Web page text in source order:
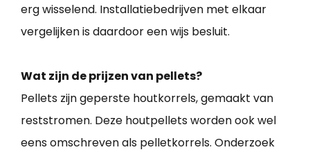
erg wisselend. Installatiebedrijven met elkaar
vergelijken is daardoor een wijs besluit.
Wat zijn de prijzen van pellets?
Pellets zijn geperste houtkorrels, gemaakt van
reststromen. Deze houtpellets worden ook wel
eens omschreven als pelletkorrels. Onderzoek